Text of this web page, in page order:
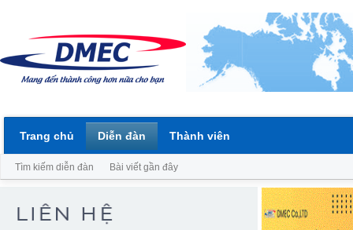
Trang chủ Diễn đàn
Tìm kiếm diễn đàn Bài viết gần đây
Thành viên